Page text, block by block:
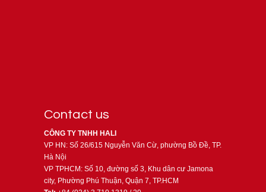
Contact us
CÔNG TY TNHH HALI
VP HN: Số 26/615 Nguyễn Văn Cừ, phường Bồ Đề, TP.
Hà Nội
VP TPHCM: Số 10, đường số 3, Khu dân cư Jamona
city, Phường Phú Thuận, Quận 7, TP.HCM